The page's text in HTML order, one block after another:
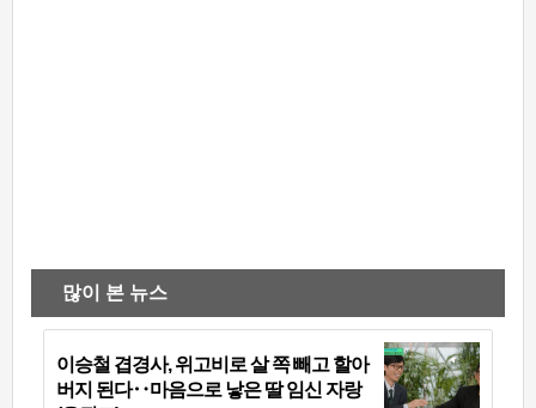
많이 본 뉴스
이승철 겹경사, 위고비로 살 쪽 빼고 할아
버지 된다‥마음으로 낳은 딸 임신 자랑